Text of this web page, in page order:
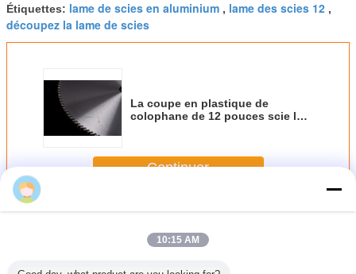
Étiquettes: lame de scies en aluminium , lame des scies 12 ,
découpez la lame de scies
La coupe en plastique de
colophane de 12 pouces scie le
Continuer
PlusLa coupe en plastique scie la lame
10:15 AM